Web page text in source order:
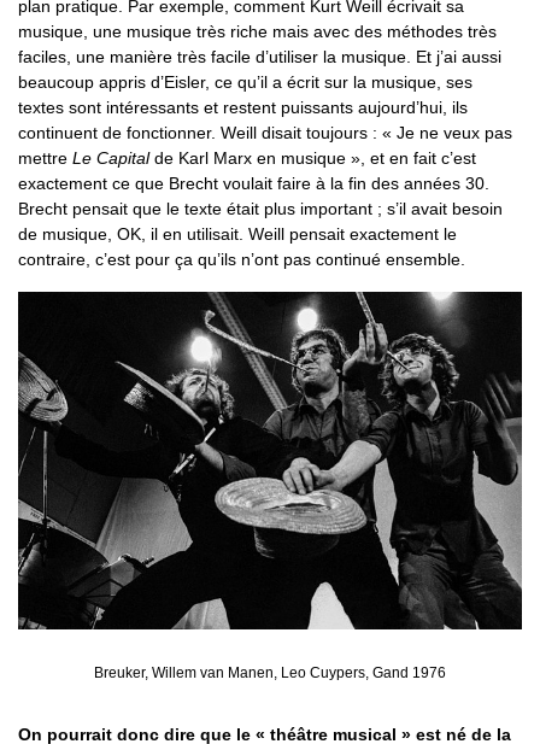
plan pratique. Par exemple, comment Kurt Weill écrivait sa
musique, une musique très riche mais avec des méthodes très
faciles, une manière très facile d’utiliser la musique. Et j’ai aussi
beaucoup appris d’Eisler, ce qu’il a écrit sur la musique, ses
textes sont intéressants et restent puissants aujourd’hui, ils
continuent de fonctionner. Weill disait toujours : « Je ne veux pas
mettre Le Capitalde Karl Marx en musique », et en fait c’est
exactement ce que Brecht voulait faire à la fin des années 30.
Brecht pensait que le texte était plus important ; s’il avait besoin
de musique, OK, il en utilisait. Weill pensait exactement le
contraire, c’est pour ça qu’ils n’ont pas continué ensemble.
Breuker, Willem van Manen, Leo Cuypers, Gand 1976
On pourrait donc dire que le « théâtre musical » est né de la